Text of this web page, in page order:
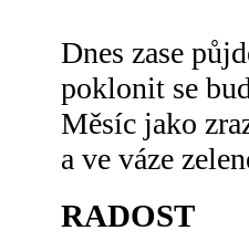
Dnes zase
poklonit se
Měsíc jako
a ve váze
RADOST